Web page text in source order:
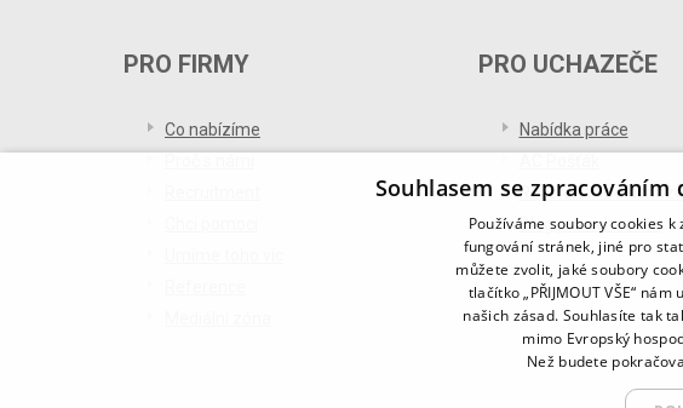
PRO FIRMY
Co nabízíme
PRO UCHAZEČE
Nabídka práce
Reference od
Blog pro uchazeče
Souhlasem se
Používáme soubory cookies
fungování stránek, jiné pro
můžete zvolit, jaké soubory
tlačítko „PŘIJMOUT VŠE“
našich zásad. Souhlasíte tak
mimo Evropský
Než budete